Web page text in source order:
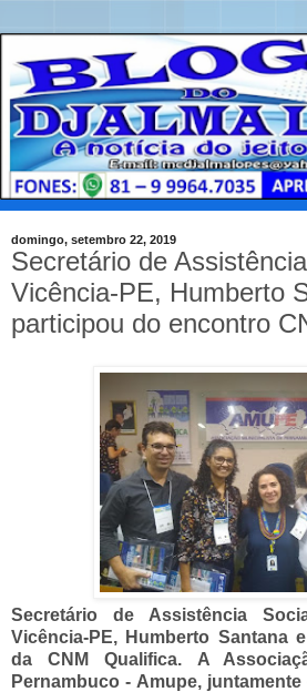
domingo, setembro 22, 2019
Secretário de
Vicência-PE, Humberto
participou do encontro
Secretário de Assistência
Vicência-PE, Humberto Santana
da CNM Qualifica. A
Pernambuco - Amupe,